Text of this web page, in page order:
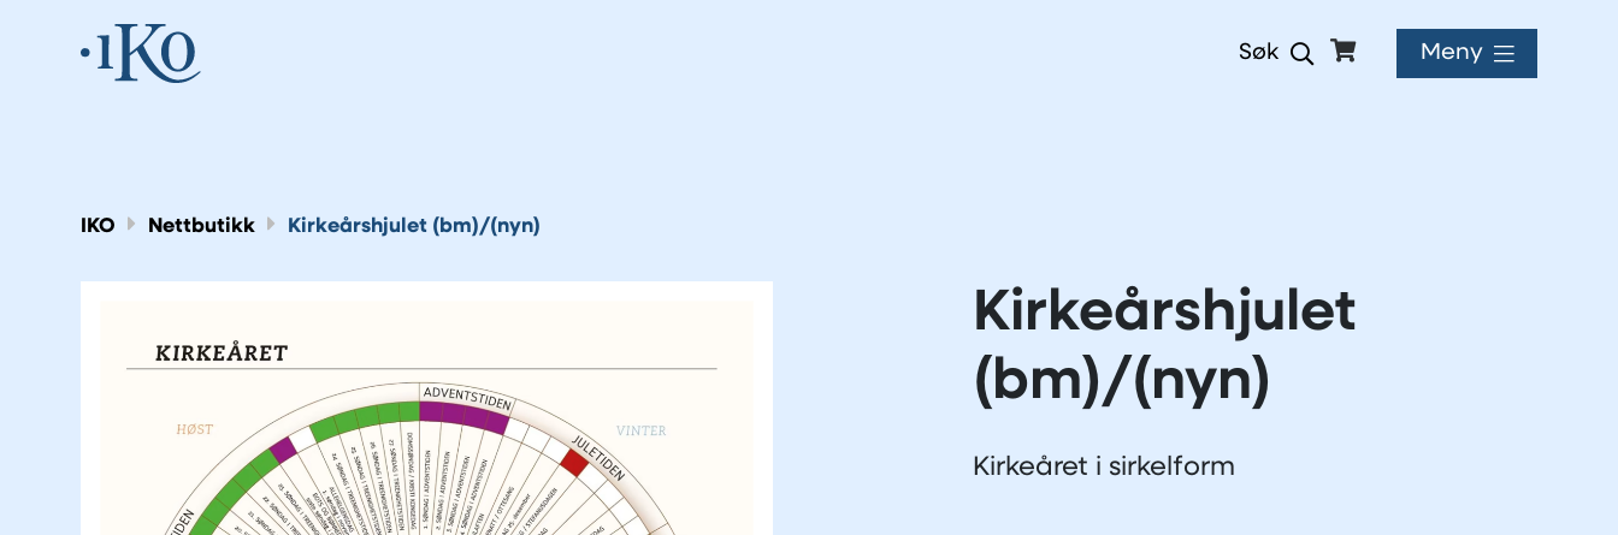
Søk Meny
IKO Nettbutikk Kirkeårshjulet (bm)/(nyn)
Kirkeårshjulet
(bm)/(nyn)
Kirkeåret i sirkelform